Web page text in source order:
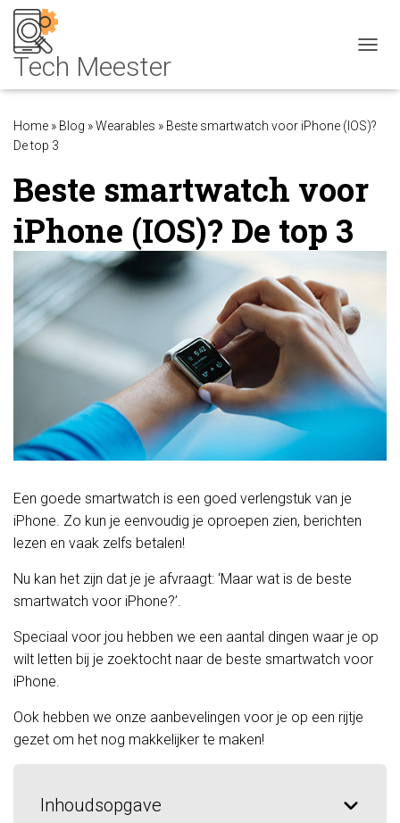
Home » Blog »Wearables » Beste smartwatch voor iPhone (IOS)?
De top 3
Beste smartwatch voor
iPhone (IOS)? De top 3
Een goede smartwatch is een goed verlengstuk van je
iPhone. Zo kun je eenvoudig je oproepen zien, berichten
lezen en vaak zelfs betalen!
Nu kan het zijn dat je je afvraagt: ‘Maar wat is de beste
smartwatch voor iPhone?’.
Speciaal voor jou hebben we een aantal dingen waar je op
wilt letten bij je zoektocht naar de beste smartwatch voor
iPhone.
Ook hebben we onze aanbevelingen voor je op een rijtje
gezet om het nog makkelijker te maken!
Inhoudsopgave